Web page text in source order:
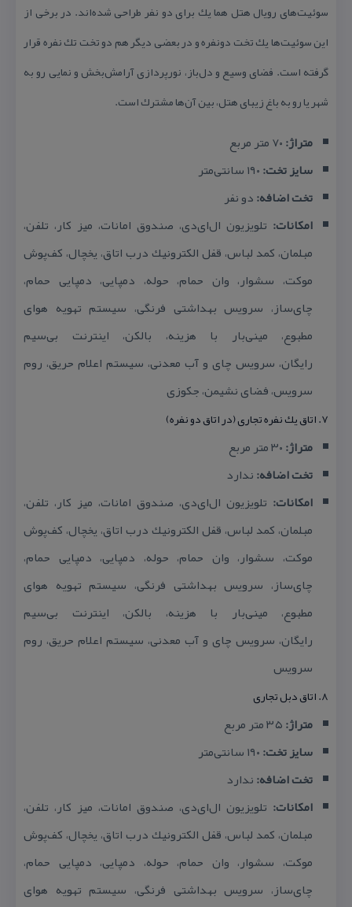
سوئیت‌های رویال هتل هما یك برای دو نفر طراحی شده‌اند. در برخی از
این سوئیت‌ها یك تخت دونفره و در بعضی دیگر هم دو تخت تك نفره قرار
گرفته است. فضای وسیع و دل‌باز، نورپردازی آرامش‌بخش و نمایی رو به
شهر یا رو به باغ زیبای هتل، بین آن‌ها مشترك است.
متراژ:
سایز تخت:
تخت اضافه:دو نفر
امكانات: تلویزیون ال‌ای‌دی، صندوق امانات، میز كار، تلفن،
مبلمان، كمد لباس، قفل الكترونیك درب اتاق، یخچال، كف‌پوش
موكت، سشوار، وان حمام، حوله، دمپایی، دمپایی حمام،
چای‌ساز، سرویس بهداشتی فرنگی، سیستم تهویه هوای
مطبوع، مینی‌بار با هزینه، بالكن، اینترنت بی‌سیم
رایگان، سرویس چای و آب معدنی، سیستم اعلام حریق، روم
سرویس، فضای نشیمن، جكوزی
۷. اتاق یك نفره تجاری (در اتاق دو نفره)
متراژ:
تخت اضافه:ندارد
امكانات: تلویزیون ال‌ای‌دی، صندوق امانات، میز كار، تلفن،
مبلمان، كمد لباس، قفل الكترونیك درب اتاق، یخچال، كف‌پوش
موكت، سشوار، وان حمام، حوله، دمپایی، دمپایی حمام،
چای‌ساز، سرویس بهداشتی فرنگی، سیستم تهویه هوای
مطبوع، مینی‌بار با هزینه، بالكن، اینترنت بی‌سیم
رایگان، سرویس چای و آب معدنی، سیستم اعلام حریق، روم
سرویس
۸. اتاق دبل تجاری
متراژ:
سایز تخت:
تخت اضافه:ندارد
امكانات: تلویزیون ال‌ای‌دی، صندوق امانات، میز كار، تلفن،
مبلمان، كمد لباس، قفل الكترونیك درب اتاق، یخچال، كف‌پوش
موكت، سشوار، وان حمام، حوله، دمپایی، دمپایی حمام،
چای‌ساز، سرویس بهداشتی فرنگی، سیستم تهویه هوای